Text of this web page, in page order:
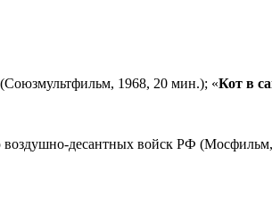
1968, 20 мин.); «Кот в
десантных войск РФ